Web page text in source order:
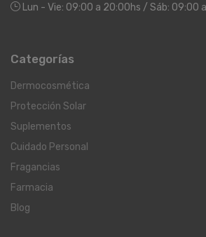
Lun - Vie: 09:00 a 20:00hs / Sáb: 09:00
Categorías
Dermocosmética
Protección Solar
Suplementos
Cuidado Personal
Fragancias
Farmacia
Blog